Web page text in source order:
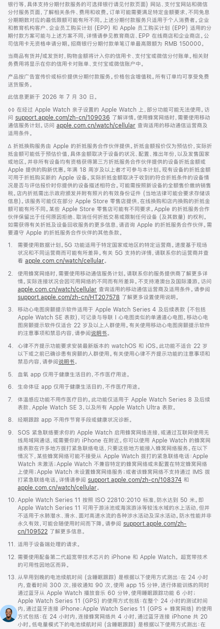
银行等，具体支持分期付款服务的可选择银行请见付款页面) 网站、支付宝网站和微信
分付服务页面，了解相关条件、费用和收费。订单可能需要满足特定金额要求，不同免息
分期期数对应的最低限额可能有所不同。上述分期付款服务只适用于个人消费者。企业
和教育机构客户、企业员工购买计划 (EPP) 和 Apple 员工购买计划 (EPP) 适用的分
期付款方案可能与上述方案不同，详情请参见教育商店、EPP 在线商店和企业商店。公
司信用卡无资格申请分期。招商银行分期付款单笔订单最高限额为 RMB 150000。
当商品有货并/或发货时，购物金额将计入你的信用卡、支付宝或微信分付账单。相关财
务费用将显示在你的信用卡对账单、支付宝或微信账户中。
产品按广告宣传价或标价提供分期付款服务。价格包含增值税。所有订单均可享受免费
送货服务。
此信息更新于 2026 年 7 月 30 日。
脚
注
◊◊ 在经过 Apple Watch 亲子设置的 Apple Watch 上，部分功能可能无法使用。访
问 support.apple.com/zh-cn/109036 (在
新
中
打
开)
了解详情。使用蜂窝网络时，需要使用移动
通信服务计划。访问 apple.com.cn/watch/cellular 查询适用的移动通信运营商及
适用条件。
脚
注
∆ 折抵换购服务由 Apple 的折抵服务合作伙伴提供。折抵金额报价仅为预估价，实际折
抵金额可能低于预估价值，具体金额取决于设备的状况、配置、推出年份，以及发售国家
或地区。并非所有设备均有资格获得第三方折抵服务合作伙伴提供的设备折抵金额或
Apple 提供的购新优惠。年满 18 周岁及以上者才可参与本计划。现有设备的折抵金额
可用于折抵购买新的 Apple 设备。实际折抵金额取决于收到的符合折抵条件的设备情
况是否与评估报价时你提供的设备描述相符合。可能需按照新设备的全额售价缴纳销售
税。店内折抵需出示政府颁发并附有照片的有效身份证件 (当地法律可能会要求存储该
信息)。该服务可能仅在部分 Apple Store 零售店提供，在线换购和店内换购的折抵金
额可能有所不同。某些 Apple Store 零售店可能有不同要求。Apple 的折抵服务合作
伙伴保留出于任何原因拒绝、取消任何折抵交易或限制任何设备 (及其数量) 的权利。
如需获得有关折抵及设备回收服务的更多信息，请咨询 Apple 的折抵服务合作伙伴。需
要遵守 Apple 的折抵服务合作伙伴的其他条款。
脚
1.
需要使用数据计划。5G 功能适用于特定国家或地区的特定运营商。速度基于现场
状况和不同运营商而可能有所差异。有关 5G 支持的详情，请联系你的运营商并查
看 apple.com.cn/watch/cellular。
脚
2.
使用蜂窝网络时，需要使用移动通信服务计划。请联系你的服务提供商了解更多详
情。实际连接状况会因可用网络的不同而有所差异。不支持港澳台及国际漫游。访问
apple.com.cn/watch/cellular 查询适用的移动通信运营商及适用条件。请参阅
support.apple.com/zh-cn/HT207578 (在
窗
口
中
开)
了解更多设置使用说明。
脚
3.
移动心电图房颤提示软件适用于 Apple Watch Series 4 及后续表款 (不包括
Apple Watch SE 表款)，可记录与导联 I 心电图类似的单通道心电图。移动心电
图房颤提示软件仅适合 22 岁及以上人群使用。有关使用移动心电图房颤提示软件
的注意事项和禁忌内容，请参阅 说明书。
脚
4.
心律不齐提示功能要求安装最新版本的 watchOS 和 iOS。此功能不适合 22 岁
以下或之前已确诊患有房颤的人群使用。有关使用心律不齐提示功能的注意事项和
禁忌内容，请参阅说明书。
脚
5. 血氧 app 仅用于健康生活目的，不作医疗用途。
脚
6. 生命体征 app 仅用于健康生活目的，不作医疗用途。
脚
7.
体温感应功能不用作医疗目的。此功能仅适用于 Apple Watch Series 8 及后续
表款、Apple Watch SE 3，以及所有 Apple Watch Ultra 表款。
脚
8. 经期跟踪 app 不用作节育手段或健康状况诊断。
脚
9.
SOS 紧急联络要求你的 Apple Watch 启用蜂窝网络连接，或通过互联网使用无
线局域网通话，或需要你的 iPhone 在附近。你可以使用 Apple Watch 的蜂窝网
络表款在许多地方拨打紧急联络电话，只要这些地方能接入蜂窝网络服务。在以下
情况下，某些蜂窝网络可能不接受从 Apple Watch 拨打的紧急联络电话：Apple
Watch 未激活；Apple Watch 不兼容特定的蜂窝网络或未配置在特定蜂窝网络
上使用；Apple Watch 未设置蜂窝网络服务；或者该蜂窝网络不支持通过 IMS 拨
打紧急联络电话。详情请参阅 support.apple.com/zh-cn/108374 (在
口
中
打
开)
和
apple.com.cn/watch/cellular。
脚
10. Apple Watch Series 11 按照 ISO 22810:2010 标准，防水达到 50 米。即
Apple Watch Series 11 可用于游泳池或海滨游泳等较浅水域的水上活动，但并
不适用于水肺潜水、滑水、面对高速水流的各种涉水活动及深水活动。防水性能并非
永久有效，可能会随使用时间而下降。请参阅 support.apple.com/zh-
cn/109522 了解更多信息。
脚
11. 适用于设备端处理的请求。
脚
12. 需要使用配备第二代超宽带技术芯片的 iPhone 和 Apple Watch。 超宽带技术
的可用性因地区而异。
脚
13.
从早用到晚的电池续航时间 (含睡眠跟踪) 是根据以下使用方式测出：在 24 小时
内，查看时间 300 次，接收通知 90 次，使用 app 15 分钟，进行体能训练的同时
通过蓝牙从 Apple Watch 播放音乐 60 分钟，使用睡眠跟踪功能 6 小时；
Apple Watch Series 11 (GPS) 的使用方式包括：在整个 24 小时的测试时间
内，通过蓝牙连接 iPhone；Apple Watch Series 11 (GPS + 蜂窝网络) 的使用
方式包括：在 24 小时内，连接蜂窝网络共 4 小时，通过蓝牙连接 iPhone 共 20
小时。低电量模式下的电池续航时间 (含睡眠跟踪) 是根据以下使用方式测出：在